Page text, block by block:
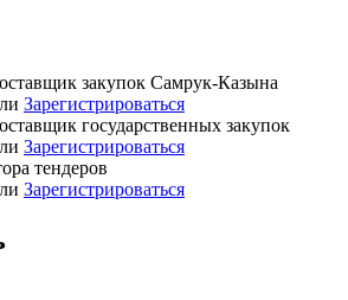
закупок Самрук-Казына
Зарегистрироваться
государственных закупок
Зарегистрироваться
тендеров
Зарегистрироваться